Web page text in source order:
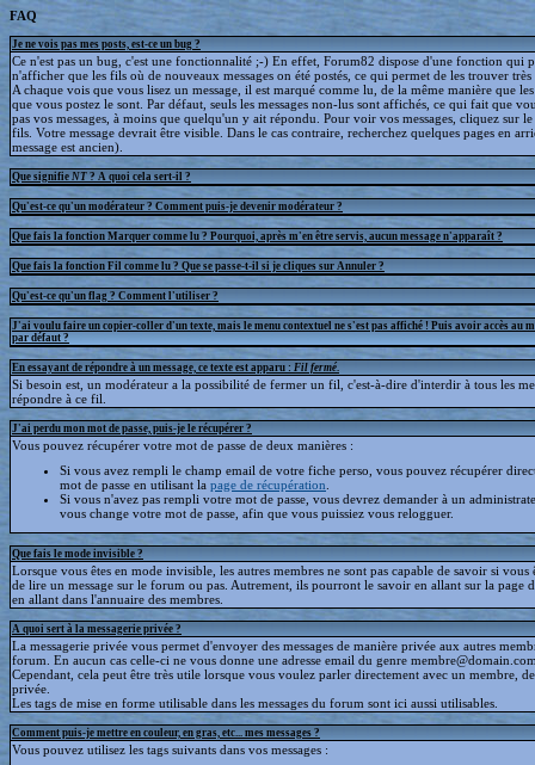
FAQ
Je ne vois pas mes posts, est-ce un bug ?
Ce n'est pas un bug, c'est une fonctionnalité ;-) En effet, Forum82 dispose d'une fonction qui
n'afficher que les fils où de nouveaux messages on été postés, ce qui permet de les trouver
A chaque vois que vous lisez un message, il est marqué comme lu, de la même manière que les
que vous postez le sont. Par défaut, seuls les messages non-lus sont affichés, ce qui fait que
pas vos messages, à moins que quelqu'un y ait répondu. Pour voir vos messages, cliquez sur
fils. Votre message devrait être visible. Dans le cas contraire, recherchez quelques pages en
message est ancien).
Que signifie NT ? A quoi cela sert-il ?
Qu'est-ce qu'un modérateur ? Comment puis-je devenir modérateur ?
Que fais la fonction Marquer comme lu ? Pourquoi, après m'en être servis, aucun message n'apparaît ?
Que fais la fonction Fil comme lu ? Que se passe-t-il si je cliques sur Annuler ?
Qu'est-ce qu'un flag ? Comment l'utiliser ?
J'ai voulu faire un copier-coller d'un texte, mais le menu contextuel ne s'est pas affiché ! Puis avoir accès au
par défaut ?
En essayant de répondre à un message, ce texte est apparu : Fil fermé
Si besoin est, un modérateur a la possibilité de fermer un fil, c'est-à-dire d'interdir à tous les
répondre à ce fil.
J'ai perdu mon mot de passe, puis-je le récupérer ?
Vous pouvez récupérer votre mot de passe de deux manières :
Si vous avez rempli le champ email de votre fiche perso, vous pouvez récupérer
mot de passe en utilisant la page de récupération
Si vous n'avez pas rempli votre mot de passe, vous devrez demander à un
vous change votre mot de passe, afin que vous puissiez vous relogguer.
Que fais le mode invisible ?
Lorsque vous êtes en mode invisible, les autres membres ne sont pas capable de savoir si vous
de lire un message sur le forum ou pas. Autrement, ils pourront le savoir en allant sur la page
en allant dans l'annuaire des membres.
A quoi sert à la messagerie privée ?
La messagerie privée vous permet d'envoyer des messages de manière privée aux autres
forum. En aucun cas celle-ci ne vous donne une adresse email du genre
Cependant, cela peut être très utile lorsque vous voulez parler directement avec un membre,
privée.
Les tags de mise en forme utilisable dans les messages du forum sont ici aussi utilisables.
Comment puis-je mettre en couleur, en gras, etc... mes messages ?
Vous pouvez utilisez les tags suivants dans vos messages :